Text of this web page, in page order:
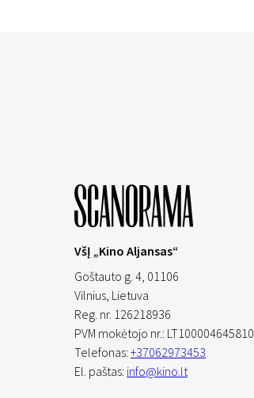
VšĮ „Kino Aljansas“
Goštauto g. 4, 01106
Vilnius, Lietuva
Reg. nr. 126218936
PVM mokėtojo nr.: LT100004645810
Telefonas: +37062973453
El. paštas: info@kino.lt